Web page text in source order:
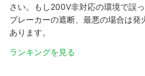
さい。もし200V非対応の環境で誤
ブレーカーの遮断、最悪の場合は
あります。
ランキングを見る